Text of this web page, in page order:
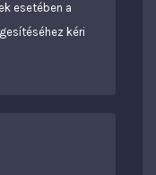
esetében a
kéri